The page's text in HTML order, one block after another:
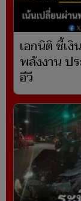
เอกนิติ ชี้เ
พลังงาน ป
อีวี